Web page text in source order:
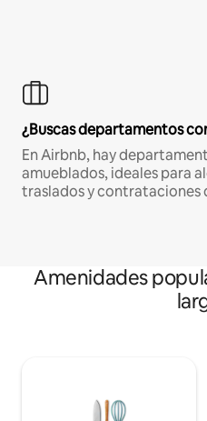
¿Buscas departamentos
En Airbnb, hay
amueblados, ideales para
traslados y contrataciones
Amenidades